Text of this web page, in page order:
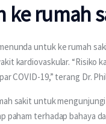
ke rumah
untuk ke rumah
kardiovaskular. “Risiko
COVID-19,” terang Dr.
sakit untuk
paham terhadap bahaya